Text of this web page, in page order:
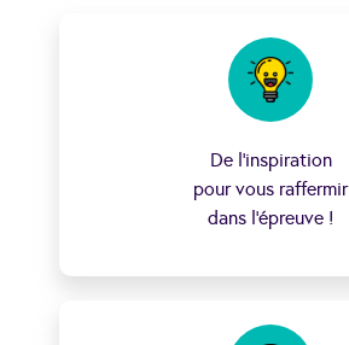
De l’inspiration
pour vous raffermir
dans l’épreuve !